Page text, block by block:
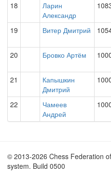
18
Ларин
Александр
19 Витер Дмитрий
20 Бровко Артём
21
Капышкин
Дмитрий
22
Чамеев
Андрей
© 2013-2026 Chess Federation
system. Build 0500